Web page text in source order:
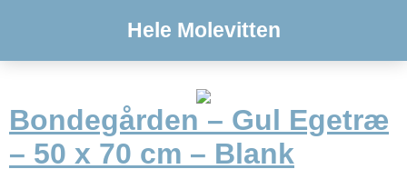
Hele Molevitten
Bondegården – Gul Egetræ
– 50 x 70 cm – Blank